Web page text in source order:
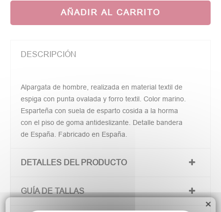
AÑADIR AL CARRITO
DESCRIPCIÓN
Alpargata de hombre, realizada en material textil de
espiga con punta ovalada y forro textil. Color marino.
Esparteña con suela de esparto cosida a la horma
con el piso de goma antideslizante. Detalle bandera
de España. Fabricado en España.
DETALLES DEL PRODUCTO
GUÍA DE TALLAS
×